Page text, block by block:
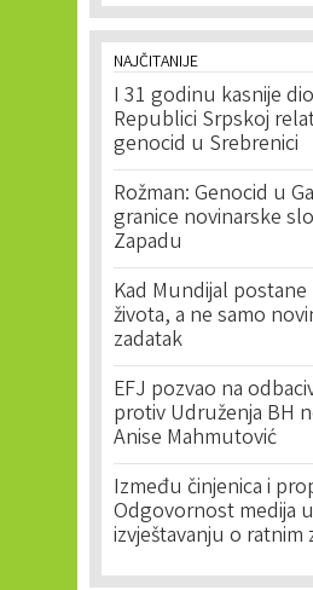
NAJČITANIJE
I 31 godinu kasnije
Republici Srpskoj
genocid u Srebrenici
Rožman: Genocid u
granice novinarske
Zapadu
Kad Mundijal
života, a ne samo
zadatak
EFJ pozvao na
protiv Udruženja BH
Anise Mahmutović
Između činjenica i
Odgovornost medija u
izvještavanju o ratnim